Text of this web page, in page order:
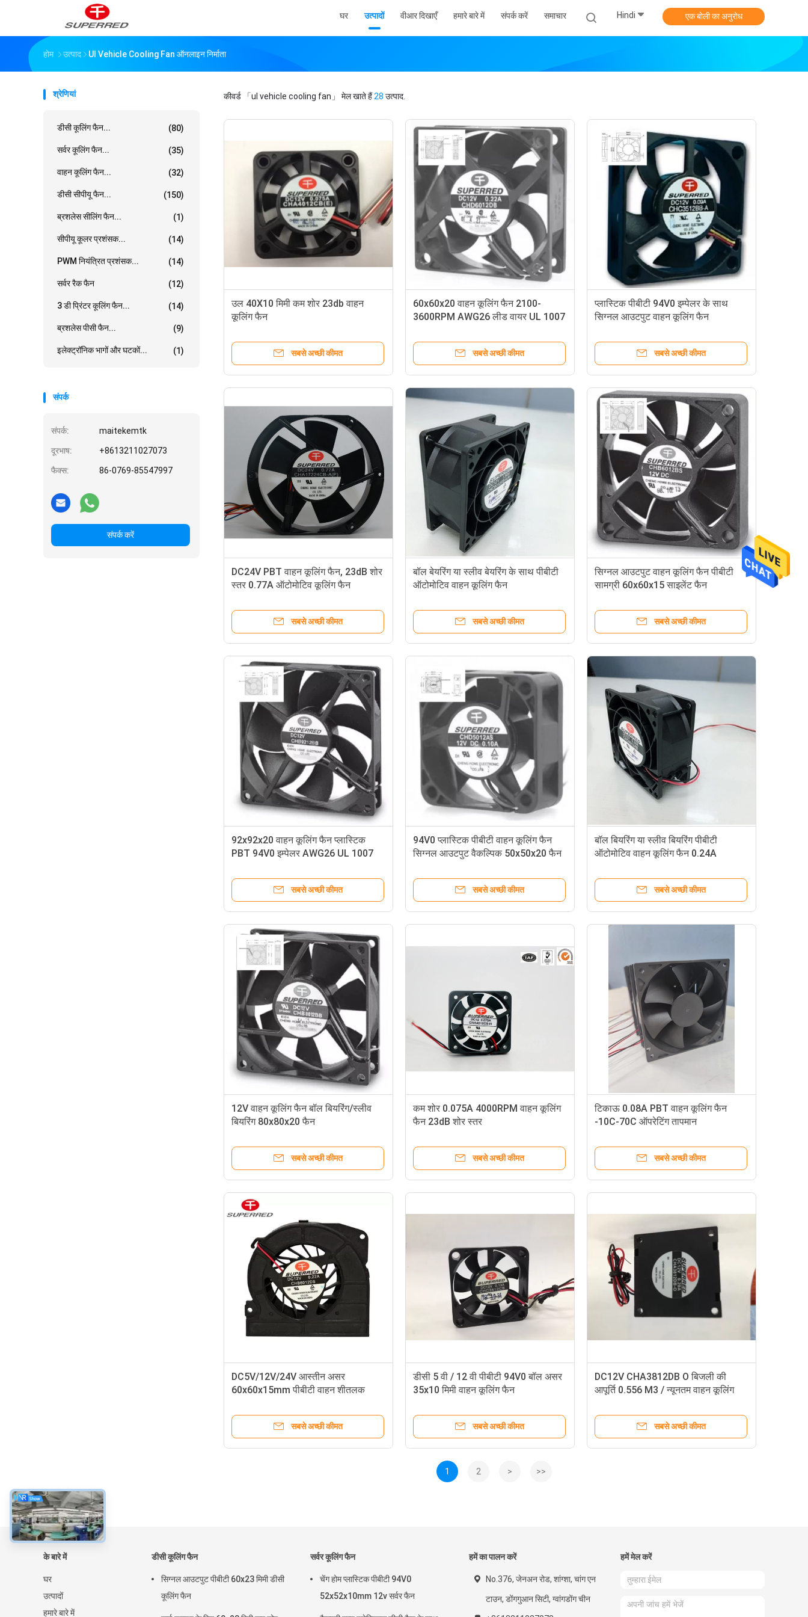
घर उत्पादों वीआर दिखाएँ हमारे बारे में संपर्क करें समाचार Hindi एक बोली का अनुरोध
होम उत्पाद Ul Vehicle Cooling Fan ऑनलाइन निर्माता
श्रेणियां
डीसी कूलिंग फैन... (80)
सर्वर कूलिंग फैन... (35)
वाहन कूलिंग फैन... (32)
डीसी सीपीयू फैन... (150)
ब्रशलेस सीलिंग फैन... (1)
सीपीयू कूलर प्रशंसक... (14)
PWM नियंत्रित प्रशंसक... (14)
सर्वर रैक फैन (12)
3 डी प्रिंटर कूलिंग फैन... (14)
ब्रशलेस पीसी फैन... (9)
इलेक्ट्रॉनिक भागों और घटकों... (1)
संपर्क
संपर्क: maitekemtk
दूरभाष: +8613211027073
फैक्स: 86-0769-85547997
संपर्क करें
कीवर्ड 「ul vehicle cooling fan」 मेल खाते हैं28 उत्पाद.
उल 40X10 मिमी कम शोर 23db वाहन
कूलिंग फैन
सबसे अच्छी कीमत
60x60x20 वाहन कूलिंग फैन 2100-
3600RPM AWG26 लीड वायर UL 1007
सबसे अच्छी कीमत
प्लास्टिक पीबीटी 94V0 इम्पेलर के साथ
सिग्नल आउटपुट वाहन कूलिंग फैन
सबसे अच्छी कीमत
DC24V PBT वाहन कूलिंग फैन, 23dB शोर
स्तर 0.77A ऑटोमोटिव कूलिंग फैन
सबसे अच्छी कीमत
बॉल बेयरिंग या स्लीव बेयरिंग के साथ पीबीटी
ऑटोमोटिव वाहन कूलिंग फैन
सबसे अच्छी कीमत
सिग्नल आउटपुट वाहन कूलिंग फैन पीबीटी
सामग्री 60x60x15 साइलेंट फैन
सबसे अच्छी कीमत
92x92x20 वाहन कूलिंग फैन प्लास्टिक
PBT 94V0 इम्पेलर AWG26 UL 1007
सबसे अच्छी कीमत
94V0 प्लास्टिक पीबीटी वाहन कूलिंग फैन
सिग्नल आउटपुट वैकल्पिक 50x50x20 फैन
सबसे अच्छी कीमत
बॉल बियरिंग या स्लीव बियरिंग पीबीटी
ऑटोमोटिव वाहन कूलिंग फैन 0.24A
सबसे अच्छी कीमत
12V वाहन कूलिंग फैन बॉल बियरिंग/स्लीव
बियरिंग 80x80x20 फैन
सबसे अच्छी कीमत
कम शोर 0.075A 4000RPM वाहन कूलिंग
फैन 23dB शोर स्तर
सबसे अच्छी कीमत
टिकाऊ 0.08A PBT वाहन कूलिंग फैन
-10C-70C ऑपरेटिंग तापमान
सबसे अच्छी कीमत
DC5V/12V/24V आस्तीन असर
60x60x15mm पीबीटी वाहन शीतलक
सबसे अच्छी कीमत
डीसी 5 वी / 12 वी पीबीटी 94V0 बॉल असर
35x10 मिमी वाहन कूलिंग फैन
सबसे अच्छी कीमत
DC12V CHA3812DB O बिजली की
आपूर्ति 0.556 M3 / न्यूनतम वाहन कूलिंग
सबसे अच्छी कीमत
1 2 > >>
के बारे में
घर
उत्पादों
हमारे बारे में
डीसी कूलिंग फैन
सिग्नल आउटपुट पीबीटी 60x23 मिमी डीसी
कूलिंग फैन
सर्वर कूलिंग फैन
चेंग होम प्लास्टिक पीबीटी 94V0
52x52x10mm 12v सर्वर फैन
हमें का पालन करें
No.376, जेनअन रोड, शांग्शा, चांग एन
टाउन, डोंगगुआन सिटी, ग्वांगडोंग चीन
हमें मेल करें